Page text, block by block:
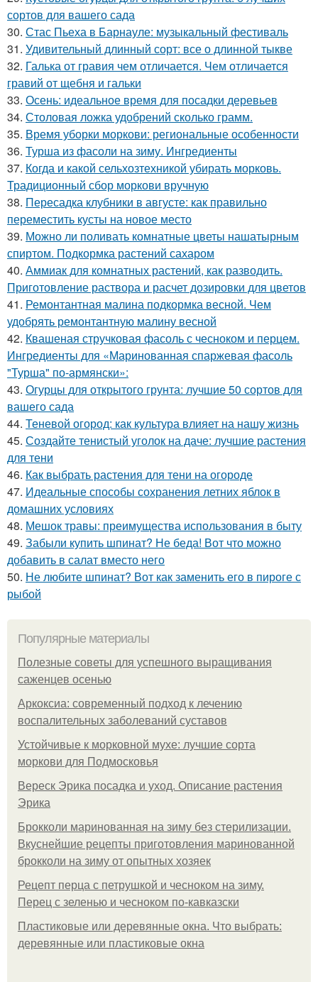
сортов для вашего сада
30. Стас Пьеха в Барнауле: музыкальный фестиваль
31. Удивительный длинный сорт: все о длинной тыкве
32. Галька от гравия чем отличается. Чем отличается
гравий от щебня и гальки
33. Осень: идеальное время для посадки деревьев
34. Столовая ложка удобрений сколько грамм.
35. Время уборки моркови: региональные особенности
36. Турша из фасоли на зиму. Ингредиенты
37. Когда и какой сельхозтехникой убирать морковь.
Традиционный сбор моркови вручную
38. Пересадка клубники в августе: как правильно
переместить кусты на новое место
39. Можно ли поливать комнатные цветы нашатырным
спиртом. Подкормка растений сахаром
40. Аммиак для комнатных растений, как разводить.
Приготовление раствора и расчет дозировки для цветов
41. Ремонтантная малина подкормка весной. Чем
удобрять ремонтантную малину весной
42. Квашеная стручковая фасоль с чесноком и перцем.
Ингредиенты для «Маринованная спаржевая фасоль
"Турша" по-армянски»:
43. Огурцы для открытого грунта: лучшие 50 сортов для
вашего сада
44. Теневой огород: как культура влияет на нашу жизнь
45. Создайте тенистый уголок на даче: лучшие растения
для тени
46. Как выбрать растения для тени на огороде
47. Идеальные способы сохранения летних яблок в
домашних условиях
48. Мешок травы: преимущества использования в быту
49. Забыли купить шпинат? Не беда! Вот что можно
добавить в салат вместо него
50. Не любите шпинат? Вот как заменить его в пироге с
рыбой
Популярные материалы
Полезные советы для успешного выращивания
саженцев осенью
Аркоксиа: современный подход к лечению
воспалительных заболеваний суставов
Устойчивые к морковной мухе: лучшие сорта
моркови для Подмосковья
Вереск Эрика посадка и уход. Описание растения
Эрика
Брокколи маринованная на зиму без стерилизации.
Вкуснейшие рецепты приготовления маринованной
брокколи на зиму от опытных хозяек
Рецепт перца с петрушкой и чесноком на зиму.
Перец с зеленью и чесноком по-кавказски
Пластиковые или деревянные окна. Что выбрать:
деревянные или пластиковые окна